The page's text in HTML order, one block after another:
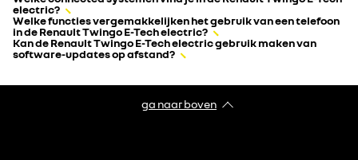
electric?
Welke functies vergemakkelijken het gebruik van een telefoon
in de Renault Twingo E-Tech electric?
Kan de Renault Twingo E-Tech electric gebruik maken van
software-updates op afstand?
ga naar boven